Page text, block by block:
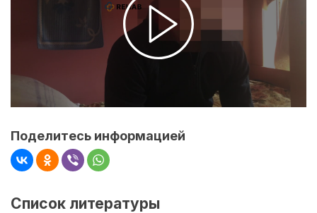
Поделитесь информацией
Список литературы